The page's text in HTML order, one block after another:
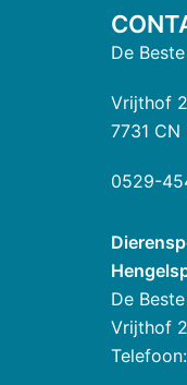
De
Vrijthof 2
7731 CN
0529-
De
Vrijthof